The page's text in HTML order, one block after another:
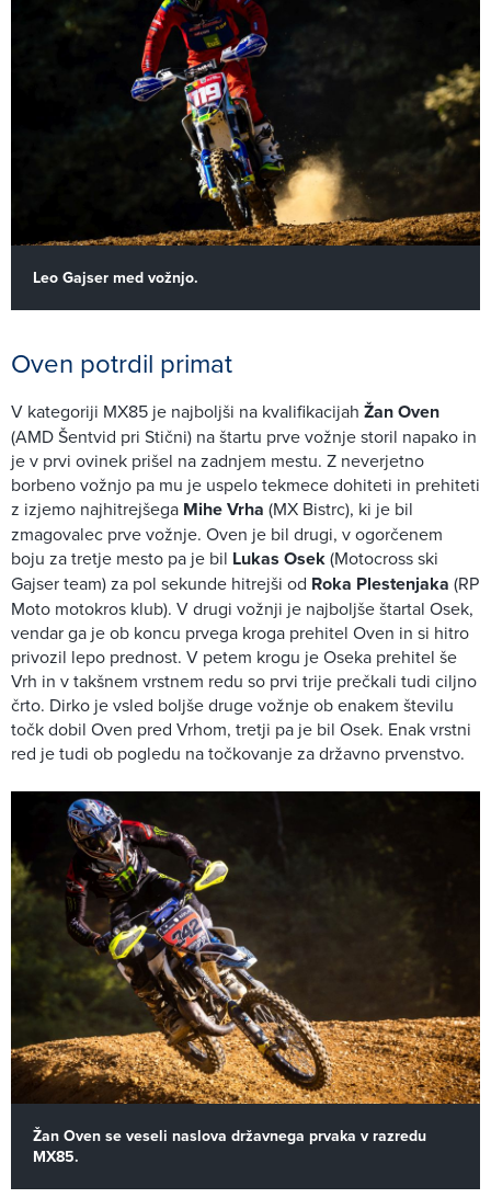
Leo Gajser med vožnjo.
Oven potrdil primat
V kategoriji MX85 je najboljši na kvalifikacijah Žan Oven
(AMD Šentvid pri Stični) na štartu prve vožnje storil napako in
je v prvi ovinek prišel na zadnjem mestu. Z neverjetno
borbeno vožnjo pa mu je uspelo tekmece dohiteti in prehiteti
z izjemo najhitrejšega Mihe Vrha (MX Bistrc), ki je bil
zmagovalec prve vožnje. Oven je bil drugi, v ogorčenem
boju za tretje mesto pa je bil Lukas Osek(Motocross ski
Gajser team) za pol sekunde hitrejši od Roka Plestenjaka (RP
Moto motokros klub). V drugi vožnji je najboljše štartal Osek,
vendar ga je ob koncu prvega kroga prehitel Oven in si hitro
privozil lepo prednost. V petem krogu je Oseka prehitel še
Vrh in v takšnem vrstnem redu so prvi trije prečkali tudi ciljno
črto. Dirko je vsled boljše druge vožnje ob enakem številu
točk dobil Oven pred Vrhom, tretji pa je bil Osek. Enak vrstni
red je tudi ob pogledu na točkovanje za državno prvenstvo.
Žan Oven se veseli naslova državnega prvaka v razredu
MX85.